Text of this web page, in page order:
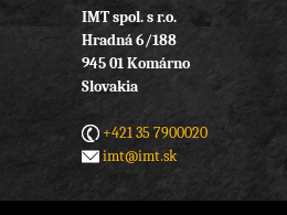
IMT spol. s r.o.
Hradná 6/188
945 01 Komárno
Slovakia
+421 35 7900020
imt@imt.sk